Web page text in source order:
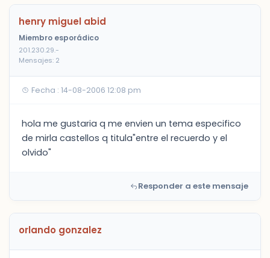
henry miguel abid
Miembro esporádico
201.230.29.-
Mensajes: 2
Fecha : 14-08-2006 12:08 pm
hola me gustaria q me envien un tema especifico
de mirla castellos q titula"entre el recuerdo y el
olvido"
Responder a este mensaje
orlando gonzalez